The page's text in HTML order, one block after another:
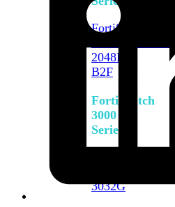
FortiSwitch
2048F-
B2F
FortiSwitch
3000
Series
3032G